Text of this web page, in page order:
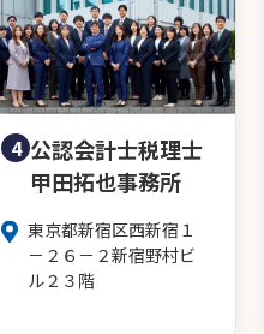
4 公認会計士税理士
甲田拓也事務所
東京都新宿区西新宿１
－２６－２新宿野村ビ
ル２３階